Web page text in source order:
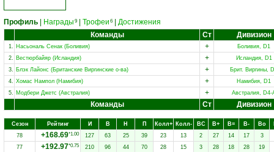
Профиль Награды 9 Трофеи 6
Достижения
Команды
Ст Дивизион
1. Насьональ Сенак (Боливия) +
Боливия, D1
2. Вестюрбайяр (Исландия) +
Исландия, D1
3. Блэк Лайонс (Британские Виргинские о-ва) +
Брит. Виргины,
4. Хомас Нампол (Намибия) +
Намибия, D1
5. Модбери Джетс (Австралия) + Австралия, D4-
Команды Ст Дивизион
Сезон Рейтинг И В Н П Колл+ Колл- ВC В+ В= В- Вo
78
+168.69*1.00 127 63 25 39 23 13 2 27 14 17
3
77
+192.97*0.75 210 96 44 70 28 15 3 28 18 28
19